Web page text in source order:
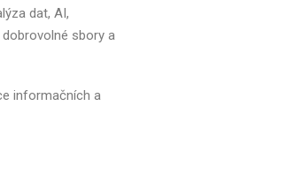
dat, AI,
sbory a
informačních a